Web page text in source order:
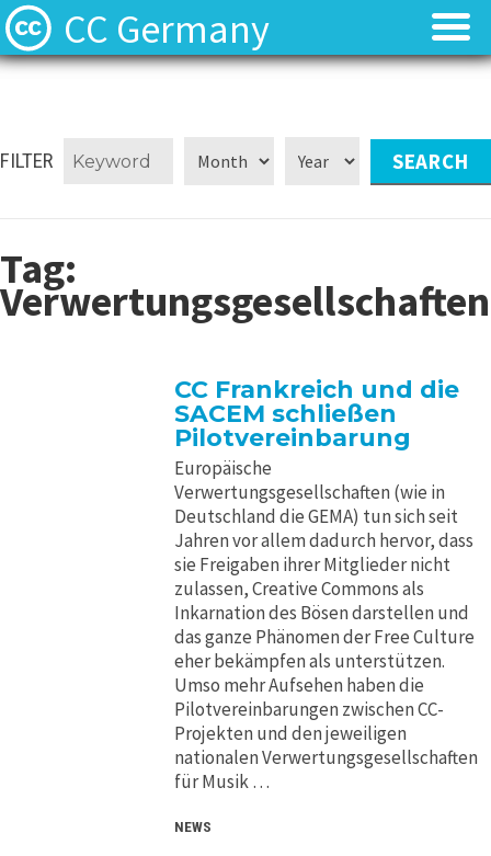
CC Germany
⬈ Urteilsdatenbank
Kontakt
⬈ Urteilsdatenbank
Kontakt
FILTER
Tag:
Verwertungsgesellschaften
CC Frankreich und die
SACEM schließen
Pilotvereinbarung
Europäische
Verwertungsgesellschaften (wie in
Deutschland die GEMA) tun sich seit
Jahren vor allem dadurch hervor, dass
sie Freigaben ihrer Mitglieder nicht
zulassen, Creative Commons als
Inkarnation des Bösen darstellen und
das ganze Phänomen der Free Culture
eher bekämpfen als unterstützen.
Umso mehr Aufsehen haben die
Pilotvereinbarungen zwischen CC-
Projekten und den jeweiligen
nationalen Verwertungsgesellschaften
für Musik …
NEWS